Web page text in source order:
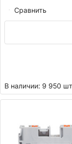
Сравнить
В наличии: 9 950